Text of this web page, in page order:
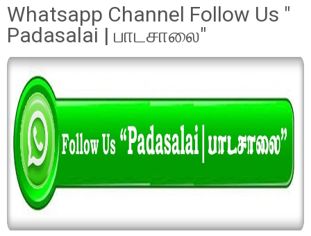
Whatsapp Channel Follow Us "
Padasalai | பாடசாலை"